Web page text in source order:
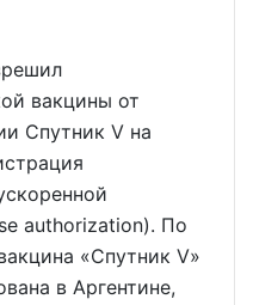
вакцины от
Спутник V на
authorization). По
«Спутник V»
в Аргентине,